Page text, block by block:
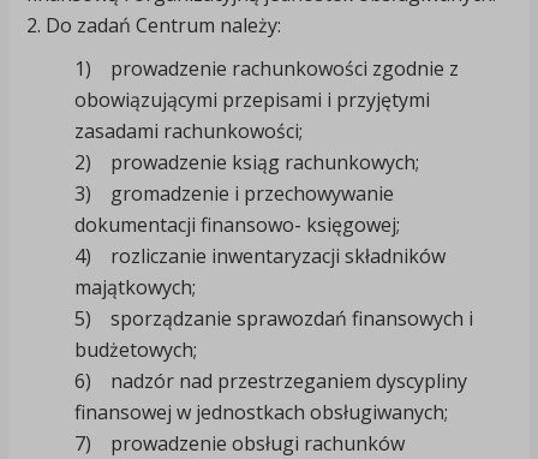
2. Do zadań Centrum należy:
1) prowadzenie rachunkowości zgodnie z
obowiązującymi przepisami i przyjętymi
zasadami rachunkowości;
2) prowadzenie ksiąg rachunkowych;
3) gromadzenie i przechowywanie
dokumentacji finansowo- księgowej;
4) rozliczanie inwentaryzacji składników
majątkowych;
5) sporządzanie sprawozdań finansowych i
budżetowych;
6) nadzór nad przestrzeganiem dyscypliny
finansowej w jednostkach obsługiwanych;
7) prowadzenie obsługi rachunków